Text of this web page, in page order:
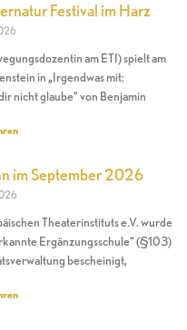
Festival im Harz
am ETI) spielt am
in „Irgendwas mit:
nicht glaube“ von Benjamin
im September 2026
Theaterinstituts e.V. wurde
Ergänzungsschule“ (§103)
bescheinigt,